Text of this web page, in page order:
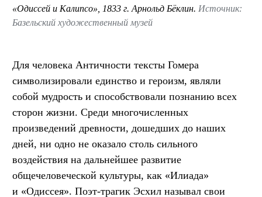
«Одиссей и Калипсо», 1833 г. Арнольд Бёклин. Источник:
Базельский художественный музей
Для человека Античности тексты Гомера
символизировали единство и героизм, являли
собой мудрость и способствовали познанию всех
сторон жизни. Среди многочисленных
произведений древности, дошедших до наших
дней, ни одно не оказало столь сильного
воздействия на дальнейшее развитие
общечеловеческой культуры, как «Илиада»
и «Одиссея». Поэт-трагик Эсхил называл свои